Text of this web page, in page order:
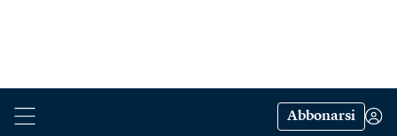
Abbonarsi